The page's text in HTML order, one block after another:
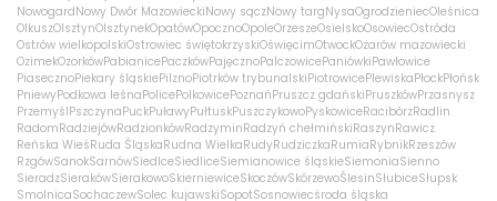
NowogardNowy Dwór MazowieckiNowy sączNowy targNysaOgrodzieniecOleśnica
OlkuszOlsztynOlsztynekOpatówOpocznoOpoleOrzeszeOsielskoOsowiecOstróda
Ostrów wielkopolskiOstrowiec świętokrzyskiOświęcimOtwockOżarów mazowiecki
OzimekOzorkówPabianicePaczkówPajęcznoPalczowicePaniówkiPawłowice
PiasecznoPiekary śląskiePilznoPiotrków trybunalskiPiotrowicePlewiskaPłockPłońsk
PniewyPodkowa leśnaPolicePolkowicePoznańPruszcz gdańskiPruszkówPrzasnysz
PrzemyślPszczynaPuckPuławyPułtuskPuszczykowoPyskowiceRacibórzRadlin
RadomRadziejówRadzionkówRadzyminRadzyń chełmińskiRaszynRawicz
Reńska WieśRuda ŚląskaRudna WielkaRudyRudziczkaRumiaRybnikRzeszów
RzgówSanokSarnówSiedlceSiedliceSiemianowice śląskieSiemoniaSienno
SieradzSierakówSierakowoSkierniewiceSkoczówSkórzewoŚlesinSłubiceSłupsk
SmolnicaSochaczewSolec kujawskiSopotSosnowiecśroda śląska